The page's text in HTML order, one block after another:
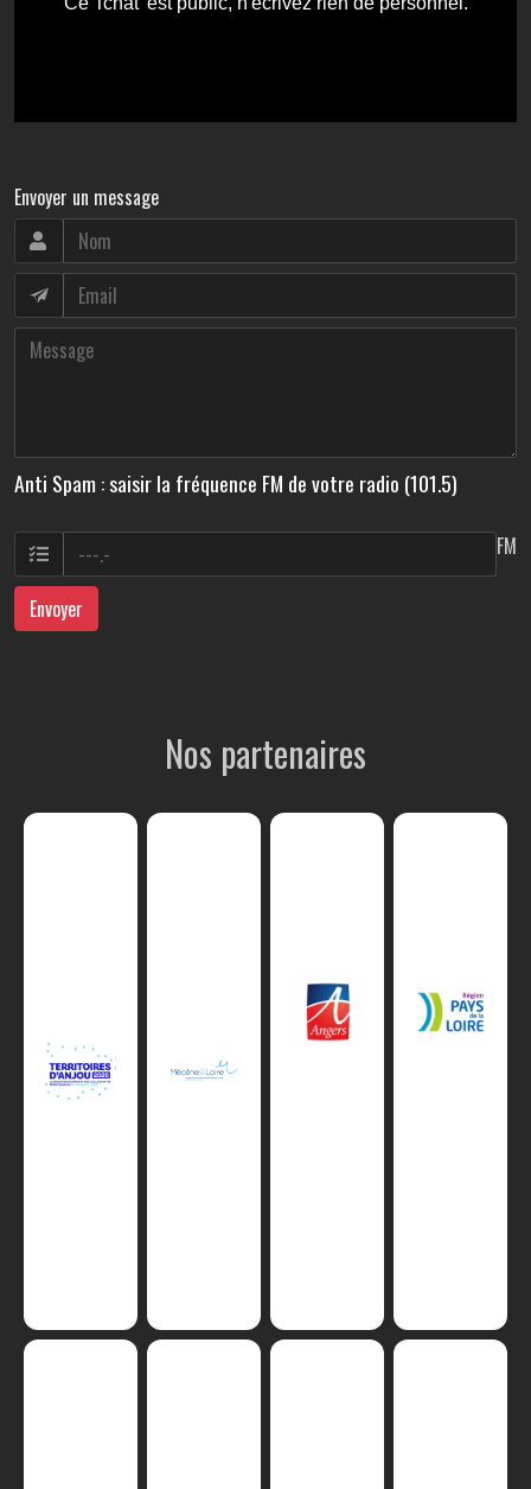
Envoyer un message
Anti Spam : saisir la fréquence FM de votre radio (101.5)
FM
Envoyer
Nos partenaires